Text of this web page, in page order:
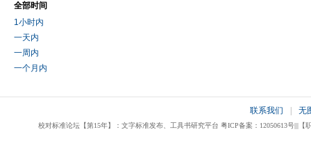
全部时间
1小时内
一天内
一周内
一个月内
联系我们 无
校对标准论坛【第15年】：文字标准发布、工具书研究平台 粤ICP备案：12050613号|||【